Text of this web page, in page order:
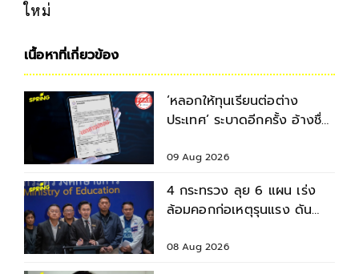
ใหม่
เนื้อหาที่เกี่ยวข้อง
‘หลอกให้ทุนเรียนต่อต่าง
ประเทศ’ ระบาดอีกครั้ง อ้างชื่อ
ล็กเมล
09 Aug 2026
4 กระทรวง ลุย 6 แผน เร่ง
ล้อมคอกก่อเหตุรุนแรง ดัน
ศึกษา
08 Aug 2026